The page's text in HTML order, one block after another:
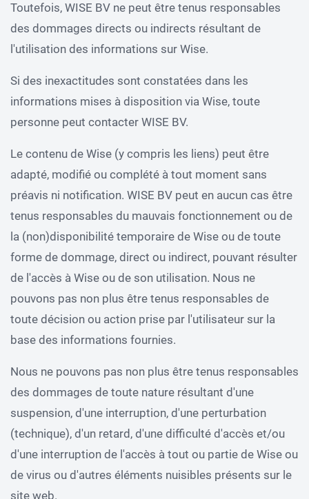
Toutefois, WISE BV ne peut être tenus responsables
des dommages directs ou indirects résultant de
l'utilisation des informations sur Wise.
Si des inexactitudes sont constatées dans les
informations mises à disposition via Wise, toute
personne peut contacter WISE BV.
Le contenu de Wise (y compris les liens) peut être
adapté, modifié ou complété à tout moment sans
préavis ni notification. WISE BV peut en aucun cas être
tenus responsables du mauvais fonctionnement ou de
la (non)disponibilité temporaire de Wise ou de toute
forme de dommage, direct ou indirect, pouvant résulter
de l'accès à Wise ou de son utilisation. Nous ne
pouvons pas non plus être tenus responsables de
toute décision ou action prise par l'utilisateur sur la
base des informations fournies.
Nous ne pouvons pas non plus être tenus responsables
des dommages de toute nature résultant d'une
suspension, d'une interruption, d'une perturbation
(technique), d'un retard, d'une difficulté d'accès et/ou
d'une interruption de l'accès à tout ou partie de Wise ou
de virus ou d'autres éléments nuisibles présents sur le
site web.